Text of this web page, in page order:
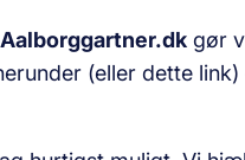
Aalborggartner.dkgør
(eller dette link)